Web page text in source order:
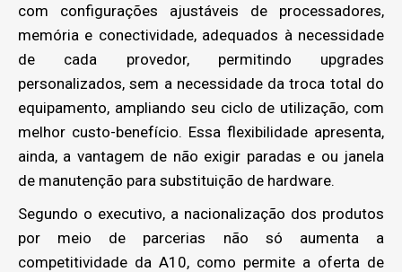
com configurações ajustáveis de processadores,
memória e conectividade, adequados à necessidade
de cada provedor, permitindo upgrades
personalizados, sem a necessidade da troca total do
equipamento, ampliando seu ciclo de utilização, com
melhor custo-benefício. Essa flexibilidade apresenta,
ainda, a vantagem de não exigir paradas e ou janela
de manutenção para substituição de hardware.
Segundo o executivo, a nacionalização dos produtos
por meio de parcerias não só aumenta a
competitividade da A10, como permite a oferta de